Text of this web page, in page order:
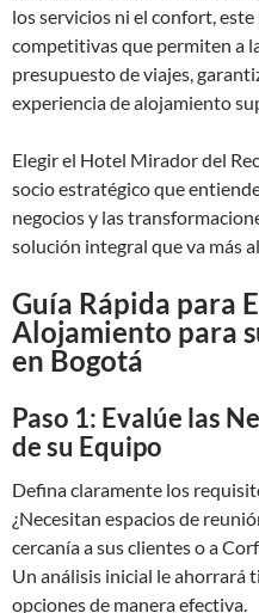
los servicios ni el confort,
competitivas que permiten a
presupuesto de viajes,
experiencia de alojamiento
Elegir el Hotel Mirador del
socio estratégico que
negocios y las
solución integral que va más
Guía Rápida para
Alojamiento para
en Bogotá
Paso 1: Evalúe las
de su Equipo
Defina claramente los
¿Necesitan espacios de
cercanía a sus clientes o a
Un análisis inicial le
opciones de manera efectiva.